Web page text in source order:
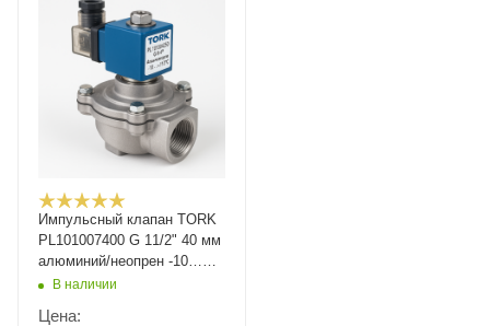
Импульсный клапан TORK
PL101007400 G 11/2" 40 мм
алюминий/неопрен -10…
+110В наличии
Цена: